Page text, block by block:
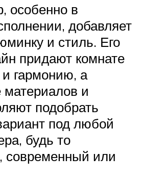
особенно в
добавляет
и стиль. Его
придают комнате
и гармонию, а
материалов и
подобрать
под любой
будь то
современный или